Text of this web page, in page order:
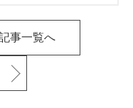
事一覧へ